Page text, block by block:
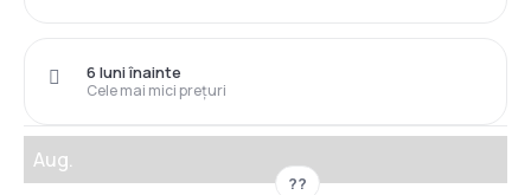
Cele mai mici prețuri
6 luni înainte
Aug.
??